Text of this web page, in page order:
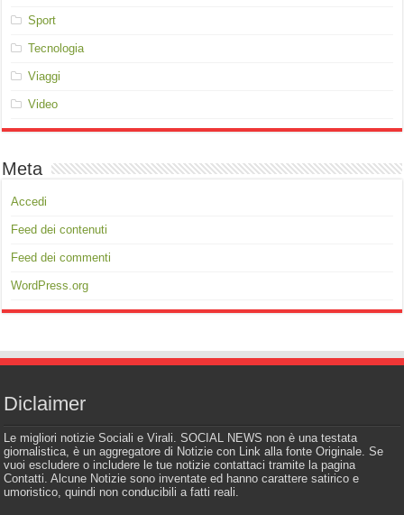
Sport
Tecnologia
Viaggi
Video
Meta
Accedi
Feed dei contenuti
Feed dei commenti
WordPress.org
Diclaimer
Le migliori notizie Sociali e Virali. SOCIAL NEWS non è una testata
giornalistica, è un aggregatore di Notizie con Link alla fonte Originale. Se
vuoi escludere o includere le tue notizie contattaci tramite la pagina
Contatti. Alcune Notizie sono inventate ed hanno carattere satirico e
umoristico, quindi non conducibili a fatti reali.